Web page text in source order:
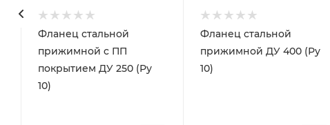
Фланец стальной
прижимной c ПП
покрытием ДУ 250 (Ру
10)
Фланец стальной
прижимной ДУ 400 (Ру
10)